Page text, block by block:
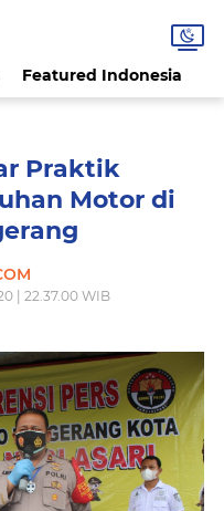
Featured Indonesia
Praktik
Motor di
| 22.37.00 WIB